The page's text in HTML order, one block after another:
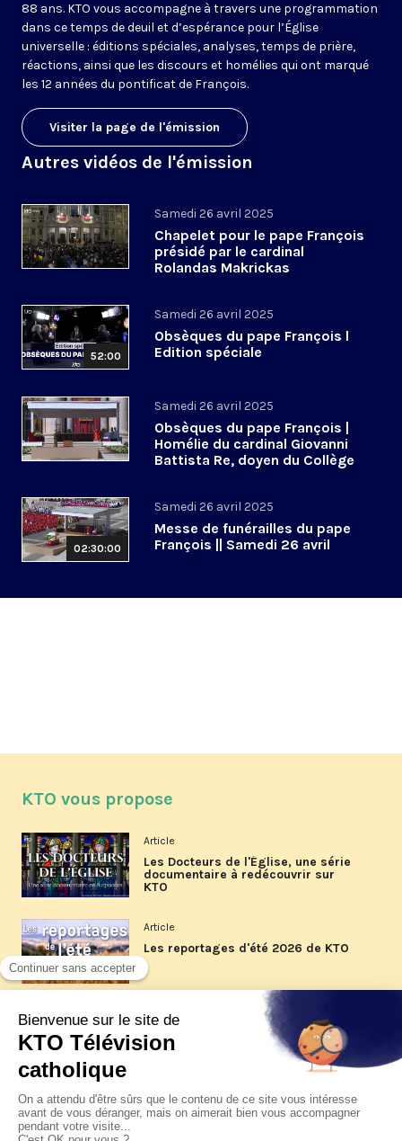
88 ans. KTO vous accompagne à travers une programmation
dans ce temps de deuil et d’espérance pour l’Église
universelle : éditions spéciales, analyses, temps de prière,
réactions, ainsi que les discours et homélies qui ont marqué
les 12 années du pontificat de François.
Visiter la page de l'émission
Autres vidéos de l'émission
Samedi 26 avril 2025
Chapelet pour le pape François
présidé par le cardinal
Rolandas Makrickas
52:00
Samedi 26 avril 2025
Obsèques du pape François l
Edition spéciale
Samedi 26 avril 2025
Obsèques du pape François |
Homélie du cardinal Giovanni
Battista Re, doyen du Collège
02:30:00
Samedi 26 avril 2025
Messe de funérailles du pape
François || Samedi 26 avril
KTO vous propose
Article
Les Docteurs de l'Église, une série
documentaire à redécouvrir sur
KTO
Article
Les reportages d'été 2026 de KTO
La visite pastorale du pape Léon
XIV à Assise à suivre sur KTO le
Article
Le pape en Uruguay, Argentine et